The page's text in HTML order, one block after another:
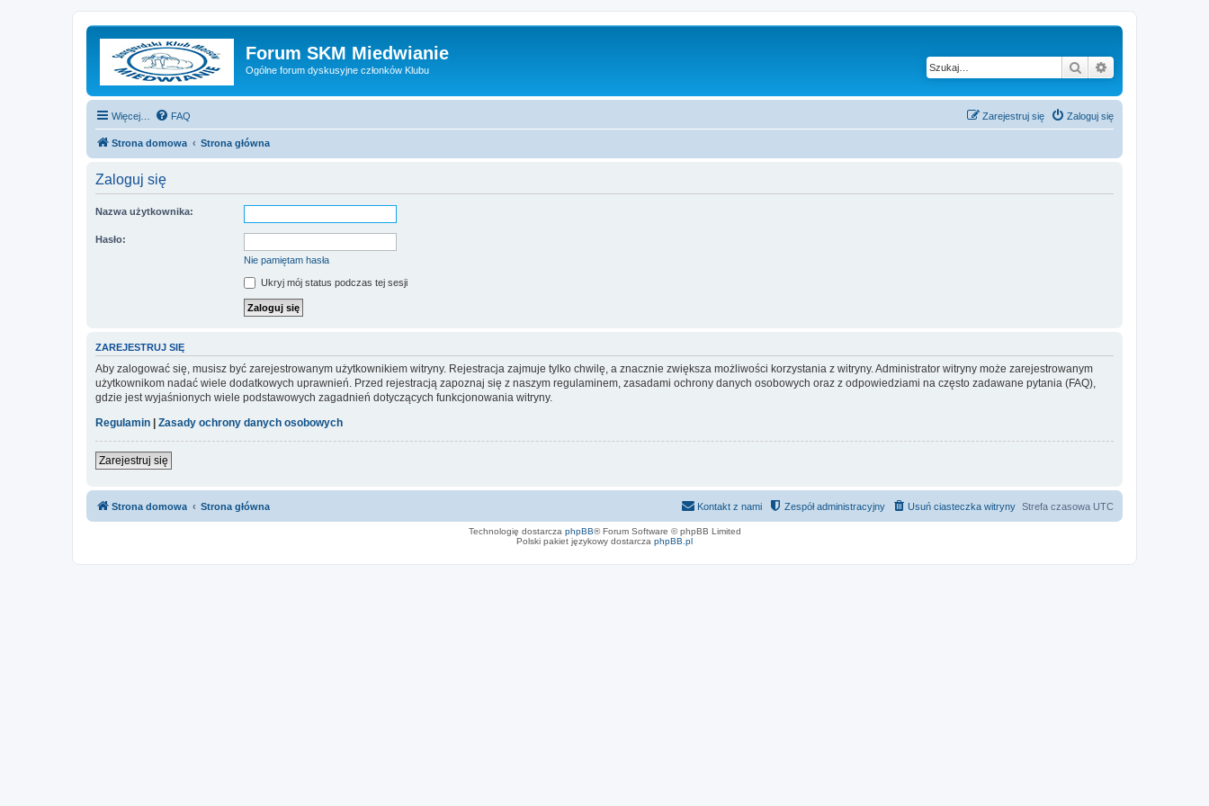
Forum SKM Miedwianie
Ogólne forum dyskusyjne członków Klubu Szukaj
Więcej… FAQ Zaloguj się
Zarejestruj się
Strona domowa Strona główna
Zaloguj się
Nazwa użytkownika:
Hasło:
Nie pamiętam hasła
Ukryj mój status podczas tej sesji
ZAREJESTRUJ SIĘ
Aby zalogować się, musisz być zarejestrowanym użytkownikiem witryny. Rejestracja zajmuje tylko chwilę, a znacznie zwiększa możliwości korzystania z witryny. Administrator witryny może zarejestrowanym
użytkownikom nadać wiele dodatkowych uprawnień. Przed rejestracją zapoznaj się z naszym regulaminem, zasadami ochrony danych osobowych oraz z odpowiedziami na często zadawane pytania (FAQ),
gdzie jest wyjaśnionych wiele podstawowych zagadnień dotyczących funkcjonowania witryny.
Regulamin | Zasady ochrony danych osobowych
Zarejestruj się
Strona domowa Strona główna Strefa czasowa UTC
Usuń ciasteczka witryny
Zespół administracyjny
Kontakt z nami
Technologię dostarcza phpBB® Forum Software © phpBB Limited
Polski pakiet językowy dostarcza phpBB.pl